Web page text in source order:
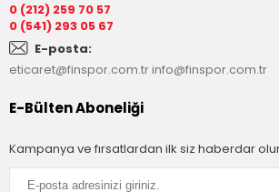
0 (212) 259 70 57
0 (541) 293 05 67
E-posta:
eticaret@finspor.com.trinfo@finspor.com.tr
E-Bülten Aboneliği
Kampanya ve fırsatlardan ilk siz haberdar